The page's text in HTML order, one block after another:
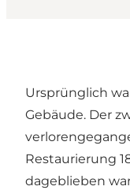
Ursprünglich
Gebäude. Der
Restaurierung
dageblieben